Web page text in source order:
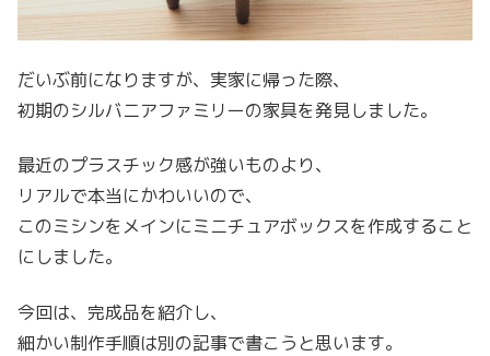
だいぶ前になりますが、実家に帰った際、
初期のシルバニアファミリーの家具を発見しました。
最近のプラスチック感が強いものより、
リアルで本当にかわいいので、
このミシンをメインにミニチュアボックスを作成すること
にしました。
今回は、完成品を紹介し、
細かい制作手順は別の記事で書こうと思います。